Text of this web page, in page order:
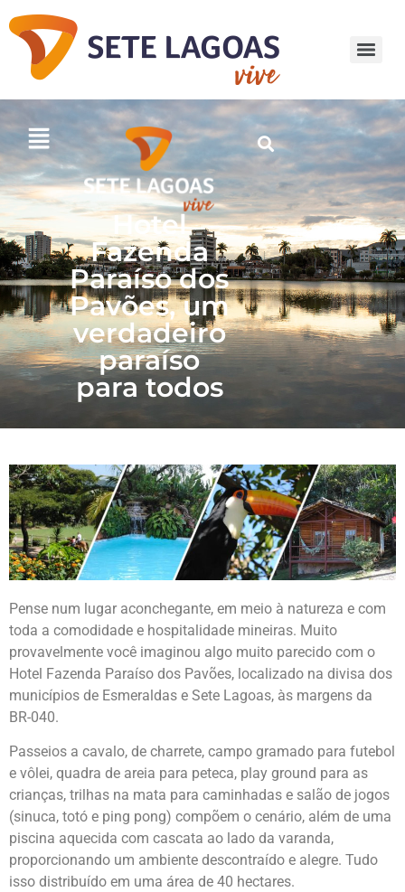
Hotel
Fazenda
Paraíso dos
Pavões, um
verdadeiro
paraíso
para todos
Pense num lugar aconchegante, em meio à natureza e com
toda a comodidade e hospitalidade mineiras. Muito
provavelmente você imaginou algo muito parecido com o
Hotel Fazenda Paraíso dos Pavões, localizado na divisa dos
municípios de Esmeraldas e Sete Lagoas, às margens da
BR-040.
Passeios a cavalo, de charrete, campo gramado para futebol
e vôlei, quadra de areia para peteca, play ground para as
crianças, trilhas na mata para caminhadas e salão de jogos
(sinuca, totó e ping pong) compõem o cenário, além de uma
piscina aquecida com cascata ao lado da varanda,
proporcionando um ambiente descontraído e alegre. Tudo
isso distribuído em uma área de 40 hectares.